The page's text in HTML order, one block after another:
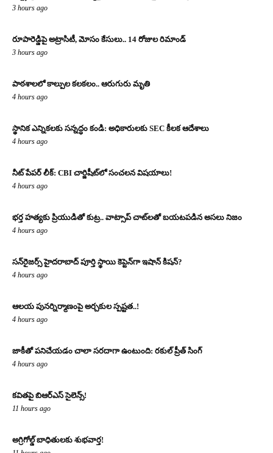
3 hours ago
రూపారెడ్డిపై అట్రాసిటీ, మోసం కేసులు.. 14 రోజుల రిమాండ్
3 hours ago
పాఠశాలలో కాల్పుల కలకలం.. ఆరుగురు మృతి
4 hours ago
స్థానిక ఎన్నికలకు సన్నద్ధం కండి: అధికారులకు SEC కీలక ఆదేశాలు
4 hours ago
నీట్ పేపర్ లీక్: CBI చార్జిషీట్‌లో సంచలన విషయాలు!
4 hours ago
భర్త హత్యకు ప్రియుడితో కుట్ర.. వాట్సాప్ చాట్‌లతో బయటపడిన అసలు నిజం
4 hours ago
సన్‌రైజర్స్ హైదరాబాద్ పూర్తి స్థాయి కెప్టెన్‌గా ఇషాన్ కిషన్?
4 hours ago
ఆలయ పునర్నిర్మాణంపై అర్చకుల స్పష్టత..!
4 hours ago
జాకీతో పనిచేయడం చాలా సరదాగా ఉంటుంది: రకుల్ ప్రీత్ సింగ్
4 hours ago
కవితపై బిఆర్ఎస్ సైలెన్స్!
11 hours ago
అగ్రిగోల్డ్ బాధితులకు శుభవార్త!